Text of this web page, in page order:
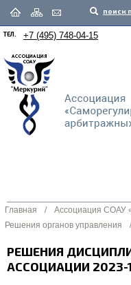
поиск
ТЕЛ. +7 (495) 748-04-15
Главная / Ассоциация
Решения органов управления
/
РЕШЕНИЯ
АССОЦИАЦИИ 2023-